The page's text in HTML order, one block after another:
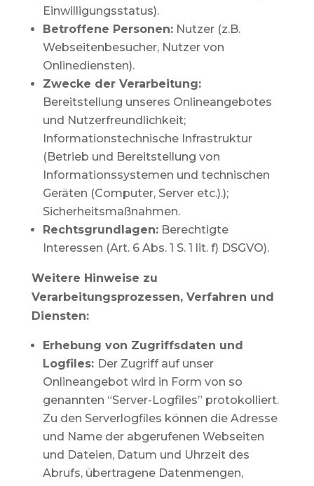
Einwilligungsstatus).
Betroffene Personen:Nutzer (z.B.
Webseitenbesucher, Nutzer von
Onlinediensten).
Zwecke der Verarbeitung:
Bereitstellung unseres Onlineangebotes
und Nutzerfreundlichkeit;
Informationstechnische Infrastruktur
(Betrieb und Bereitstellung von
Informationssystemen und technischen
Geräten (Computer, Server etc.).);
Sicherheitsmaßnahmen.
Rechtsgrundlagen:Berechtigte
Interessen (Art. 6 Abs. 1 S. 1 lit. f) DSGVO).
Weitere Hinweise zu
Verarbeitungsprozessen, Verfahren und
Diensten:
Erhebung von Zugriffsdaten und
Logfiles: Der Zugriff auf unser
Onlineangebot wird in Form von so
genannten “Server-Logfiles” protokolliert.
Zu den Serverlogfiles können die Adresse
und Name der abgerufenen Webseiten
und Dateien, Datum und Uhrzeit des
Abrufs, übertragene Datenmengen,